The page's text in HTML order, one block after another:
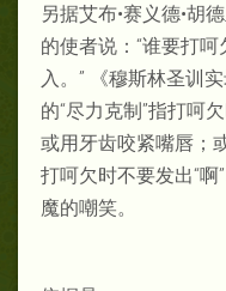
另据艾布•赛义德•胡
的使者说：“谁要打
入。” 《穆斯林圣训
的“尽力克制”指打呵
或用牙齿咬紧嘴唇；
打呵欠时不要发出“啊
魔的嘲笑。